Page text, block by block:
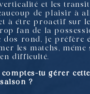
verticalité et les
de plaisir à
à être proactif sur
fan de la
dos rond, je préfère
les matchs,
difficulté.
tu gérer
?